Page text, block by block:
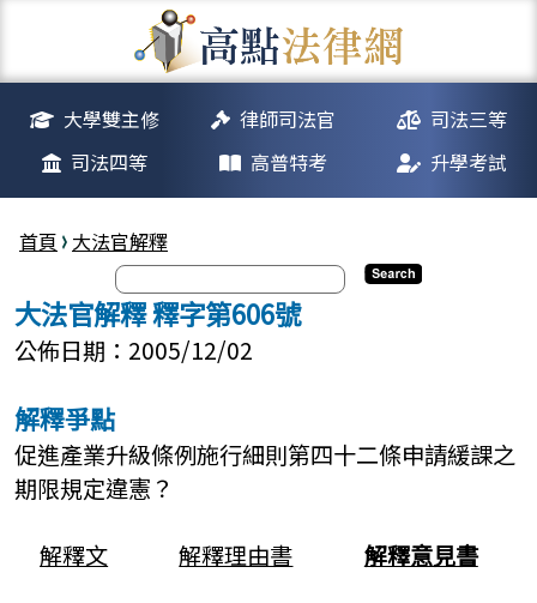
大學雙主修 律師司法官
司法三等
司法四等
高普特考 升學考試
首頁 大法官解釋
大法官解釋 釋字第606號
公佈日期：2005/12/02
解釋爭點
促進產業升級條例施行細則第四十二條申請緩課之
期限規定違憲？
解釋文
解釋理由書 解釋意見書